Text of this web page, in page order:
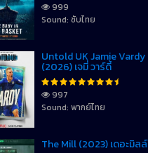
999
Sound: ซับไทย
Untold UK Jamie Vardy
(2026) เจมี่ วาร์ดี้
997
Sound: พากย์ไทย
The Mill (2023) เดอะมิลล์